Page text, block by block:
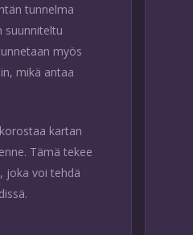
tunnelma
suunniteltu
myös
mikä antaa
kartan
Tämä tekee
joka voi tehdä